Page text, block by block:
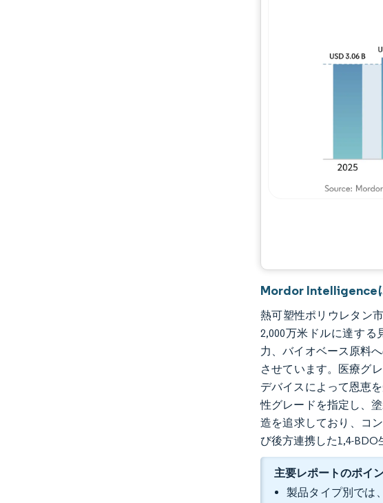
Mordor Intelligence
熱可塑性ポリウレタン
2,000万米ドルに達する
力、バイオベース原料
させています。医療グ
デバイスによって恩恵
性グレードを指定し、
造を追求しており、コ
び後方連携した1,4-
主要レポートのポイ
製品タイプ別では